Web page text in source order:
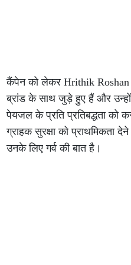
कैंपेन को लेकर Hrithik Roshan
ब्रांड के साथ जुड़े हुए हैं और
पेयजल के प्रति प्रतिबद्धता को
ग्राहक सुरक्षा को प्राथमिकता
उनके लिए गर्व की बात है।